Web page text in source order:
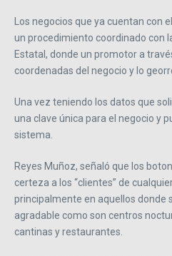
Los negocios que ya cuentan con
un procedimiento coordinado con
Estatal, donde un promotor a
coordenadas del negocio y lo
Una vez teniendo los datos que
una clave única para el negocio y
sistema.
Reyes Muñoz, señaló que los
certeza a los “clientes” de
principalmente en aquellos donde
agradable como son centros
cantinas y restaurantes.